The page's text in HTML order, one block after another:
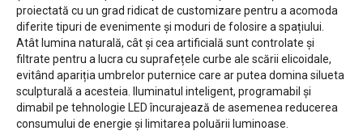
proiectată cu un grad ridicat de customizare pentru a acomoda
diferite tipuri de evenimente și moduri de folosire a spațiului.
Atât lumina naturală, cât și cea artificială sunt controlate și
filtrate pentru a lucra cu suprafețele curbe ale scării elicoidale,
evitând apariția umbrelor puternice care ar putea domina silueta
sculpturală a acesteia. Iluminatul inteligent, programabil și
dimabil pe tehnologie LED încurajează de asemenea reducerea
consumului de energie și limitarea poluării luminoase.